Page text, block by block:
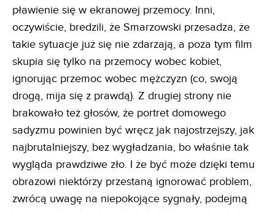
pławienie się w ekranowej przemocy. Inni,
oczywiście, bredzili, że Smarzowski przesadza, że
takie sytuacje już się nie zdarzają, a poza tym film
skupia się tylko na przemocy wobec kobiet,
ignorując przemoc wobec mężczyzn (co, swoją
drogą, mija się z prawdą). Z drugiej strony nie
brakowało też głosów, że portret domowego
sadyzmu powinien być wręcz jak najostrzejszy, jak
najbrutalniejszy, bez wygładzania, bo właśnie tak
wygląda prawdziwe zło. I że być może dzięki temu
obrazowi niektórzy przestaną ignorować problem,
zwrócą uwagę na niepokojące sygnały, podejmą